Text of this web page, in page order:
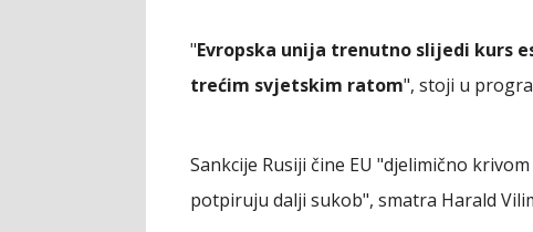
"Evropska unija trenutno slijedi kurs
trećim svjetskim ratom", stoji u
Sankcije Rusiji čine EU "djelimično
potpiruju dalji sukob", smatra Harald